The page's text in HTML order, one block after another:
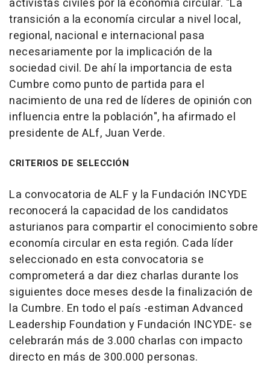
activistas civiles por la economía circular. "La
transición a la economía circular a nivel local,
regional, nacional e internacional pasa
necesariamente por la implicación de la
sociedad civil. De ahí la importancia de esta
Cumbre como punto de partida para el
nacimiento de una red de líderes de opinión con
influencia entre la población", ha afirmado el
presidente de ALf, Juan Verde.
CRITERIOS DE SELECCIÓN
La convocatoria de ALF y la Fundación INCYDE
reconocerá la capacidad de los candidatos
asturianos para compartir el conocimiento sobre
economía circular en esta región. Cada líder
seleccionado en esta convocatoria se
comprometerá a dar diez charlas durante los
siguientes doce meses desde la finalización de
la Cumbre. En todo el país -estiman Advanced
Leadership Foundation y Fundación INCYDE- se
celebrarán más de 3.000 charlas con impacto
directo en más de 300.000 personas.